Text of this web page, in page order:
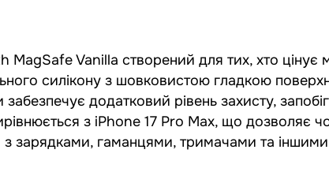
Vanilla створений для тих, хто цінує
силікону з шовковистою гладкою
забезпечує додатковий рівень захисту,
з iPhone 17 Pro Max, що дозволяє
з зарядками, гаманцями, тримачами та